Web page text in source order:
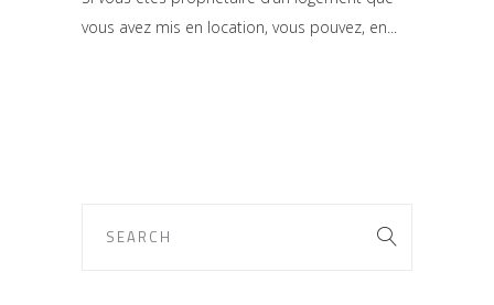
vous avez mis en location, vous pouvez, en